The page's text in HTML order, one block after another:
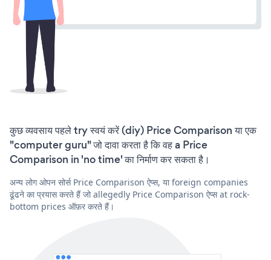
कुछ व्यवसाय पहले try स्वयं करें (diy) Price Comparison या एक
"computer guru" जो दावा करता है कि वह a Price
Comparison in 'no time' का निर्माण कर सकता है।
अन्य लोग ओपन सोर्स Price Comparison ऐप्स, या foreign companies
ढूंढने का प्रयास करते हैं जो allegedly Price Comparison ऐप्स at rock-
bottom prices ऑफ़र करते हैं।